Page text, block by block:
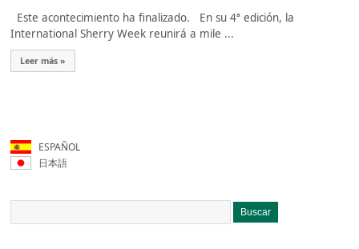
Este acontecimiento ha finalizado. En su 4ª edición, la
International Sherry Week reunirá a mile ...
Leer más »
ESPAÑOL
日本語